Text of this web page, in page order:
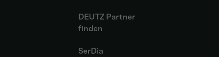
DEUTZ Partner
finden
SerDia